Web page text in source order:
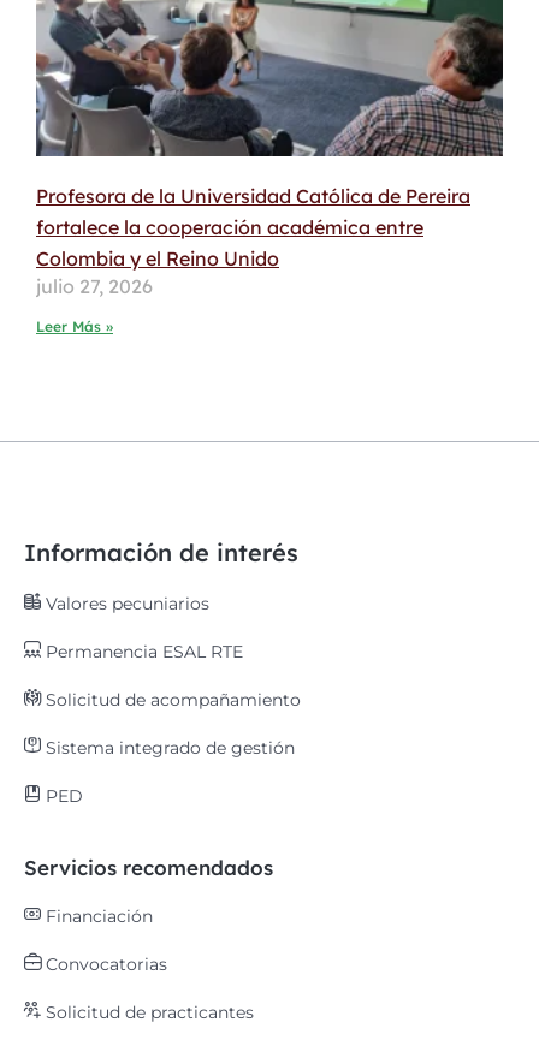
Profesora de la Universidad Católica de Pereira
fortalece la cooperación académica entre
Colombia y el Reino Unido
julio 27, 2026
Leer Más »
Información de interés
Valores pecuniarios
Permanencia ESAL RTE
Solicitud de acompañamiento
Sistema integrado de gestión
PED
Servicios recomendados
Financiación
Convocatorias
Solicitud de practicantes